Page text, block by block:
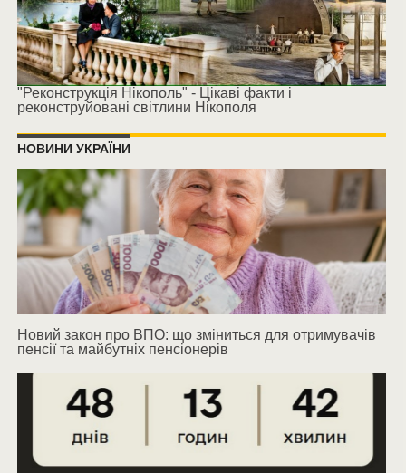
"Реконструкція Нікополь" - Цікаві факти і
реконструйовані світлини Нікополя
НОВИНИ УКРАЇНИ
Новий закон про ВПО: що зміниться для отримувачів
пенсії та майбутніх пенсіонерів